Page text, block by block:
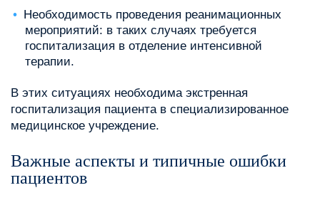
Необходимость проведения реанимационных
мероприятий: в таких случаях требуется
госпитализация в отделение интенсивной
терапии.
В этих ситуациях необходима экстренная
госпитализация пациента в специализированное
медицинское учреждение.
Важные аспекты и типичные ошибки
пациентов